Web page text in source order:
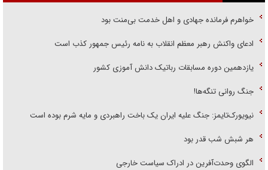
خواهرم فرمانده جهادی و اهل خدمت بی‌منت بود
ادعای واکنش رهبر معظم انقلاب به نامه رئیس جمهور کذب است
یازدهمین دوره مسابقات رباتیک دانش آموزی کشور
جنگ روانی تنگه‌ها!
نیویورک‌تایمز: جنگ علیه ایران یک باخت راهبردی و مایه شرم بوده است
هر شبش شب قدر بود
الگوی وحدت‌آفرین در ادراک سیاست خارجی